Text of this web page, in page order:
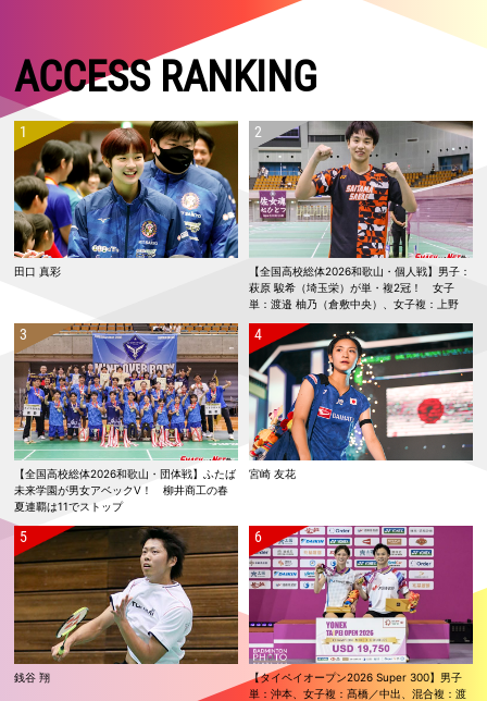
ACCESS RANKING
田口 真彩
【全国高校総体2026和歌山・個人戦】男子：
萩原 駿希（埼玉栄）が単・複2冠！ 女子
単：渡邉 柚乃（倉敷中央）、女子複：上野
覇！
【全国高校総体2026和歌山・団体戦】ふたば
未来学園が男女アベックV！ 柳井商工の春
夏連覇は11でストップ
宮崎 友花
銭谷 翔
【タイペイオープン2026 Super 300】男子
単：沖本、女子複：髙橋／中出、混合複：渡